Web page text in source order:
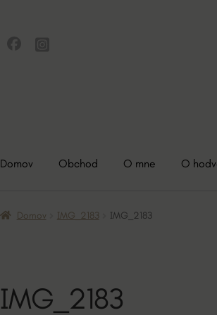
Domov Obchod O mne O
Domov IMG_2183 IMG_2183
IMG_2183